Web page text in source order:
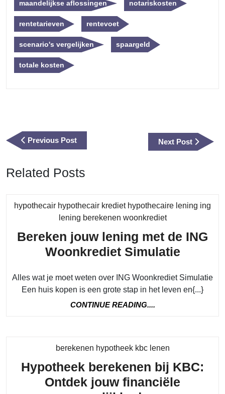
maandelijkse aflossingen notariskosten
rentetarieven rentevoet
scenario's vergelijken spaargeld
totale kosten
Previous PostPrevious
Post
Next Post
Next
Post
Related Posts
hypothecair hypothecair krediet hypothecaire lening ing
lening berekenen woonkredietCategory
Bereken jouw lening met de ING
Woonkrediet Simulatie
lening
met
Alles wat je moet weten over ING Woonkrediet Simulatie
Een huis kopen is een grote stap in het leven en{...}
CONTINUE READING....
berekenen hypotheek kbc lenenCategory
Hypotheek berekenen bij KBC:
Ontdek jouw financiële